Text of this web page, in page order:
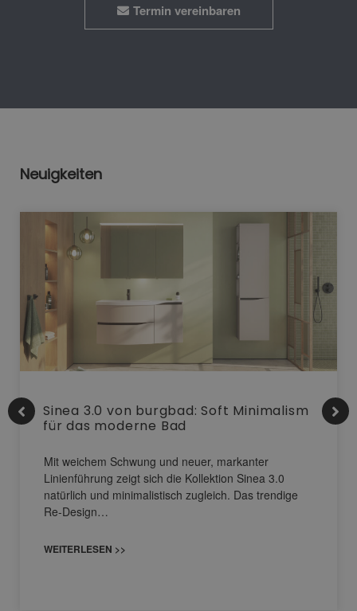
Termin vereinbaren
Neuigkeiten
Sinea 3.0 von burgbad: Soft Minimalism
für das moderne Bad
Mit weichem Schwung und neuer, markanter
Linienführung zeigt sich die Kollektion Sinea 3.0
natürlich und minimalistisch zugleich. Das trendige
Re-Design…
WEITERLESEN >>